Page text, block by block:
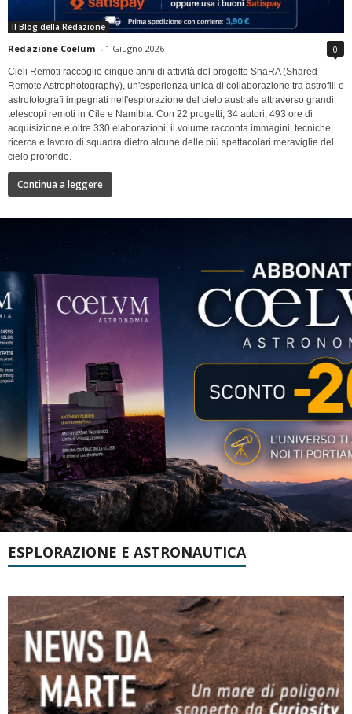
Il Blog della Redazione
Redazione Coelum - 1 Giugno 2026 0
Cieli Remoti raccoglie cinque anni di attività del progetto ShaRA (Shared
Remote Astrophotography), un'esperienza unica di collaborazione tra astrofili e
astrofotografi impegnati nell'esplorazione del cielo australe attraverso grandi
telescopi remoti in Cile e Namibia. Con 22 progetti, 34 autori, 493 ore di
acquisizione e oltre 330 elaborazioni, il volume racconta immagini, tecniche,
ricerca e lavoro di squadra dietro alcune delle più spettacolari meraviglie del
cielo profondo.
Continua a leggere
ESPLORAZIONE E ASTRONAUTICA